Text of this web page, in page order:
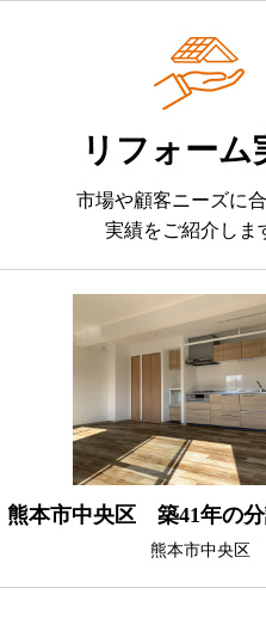
リフォーム
市場や顧客ニーズに
実績をご紹介しま
熊本市中央区 築41年の
の一室。3ＤＫ→2ＬＤＫへ
ム！
熊本市中央区